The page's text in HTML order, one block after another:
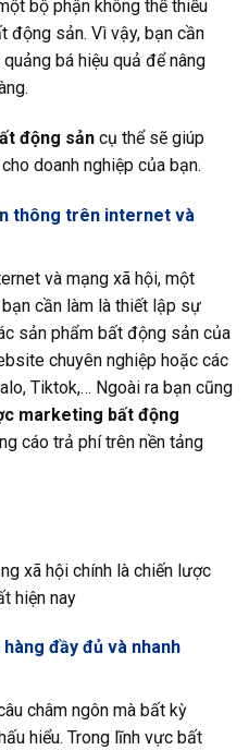
bộ phận không thể thiếu
động sản. Vì vậy, bạn cần
bá hiệu quả để nâng
động sản cụ thể sẽ giúp
doanh nghiệp của bạn.
thông trên internet và
và mạng xã hội, một
cần làm là thiết lập sự
sản phẩm bất động sản của
chuyên nghiệp hoặc các
Tiktok,… Ngoài ra bạn cũng
marketing bất động
cáo trả phí trên nền tảng
xã hội chính là chiến lược
hiện nay
đầy đủ và nhanh
châm ngôn mà bất kỳ
hiểu. Trong lĩnh vực bất